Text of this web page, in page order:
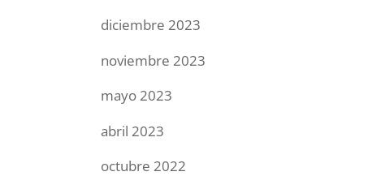
diciembre 2023
noviembre 2023
mayo 2023
abril 2023
octubre 2022